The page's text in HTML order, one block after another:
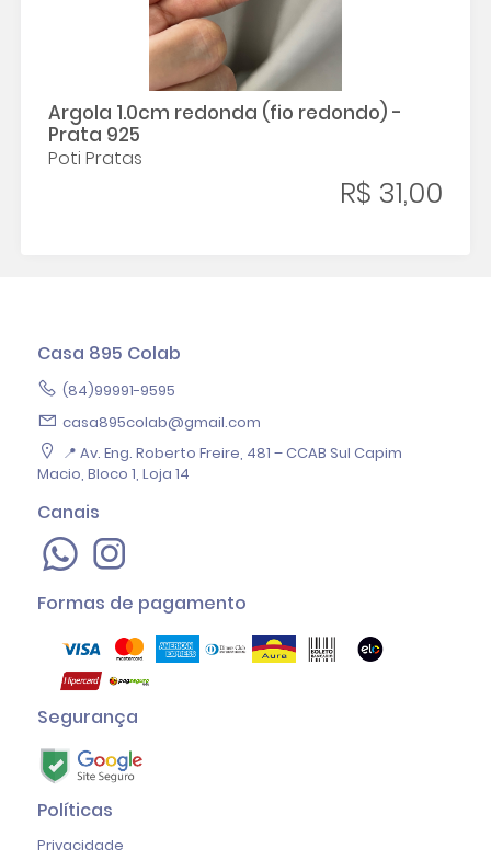
Argola 1.0cm redonda (fio redondo) -
Prata 925
Poti Pratas
R$ 31,00
Casa 895 Colab
(84)99991-9595
casa895colab@gmail.com
📍 Av. Eng. Roberto Freire, 481 – CCAB Sul Capim
Macio, Bloco 1, Loja 14
Canais
Formas de pagamento
Segurança
Políticas
Privacidade